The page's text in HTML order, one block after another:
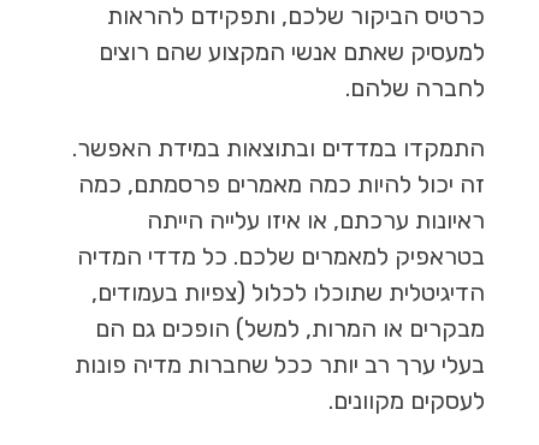
כרטיס הביקור שלכם, ותפקידם להראות
למעסיק שאתם אנשי המקצוע שהם רוצים
לחברה שלהם.
התמקדו במדדים ובתוצאות במידת האפשר.
זה יכול להיות כמה מאמרים פרסמתם, כמה
ראיונות ערכתם, או איזו עלייה הייתה
בטראפיק למאמרים שלכם. כל מדדי המדיה
הדיגיטלית שתוכלו לכלול (צפיות בעמודים,
מבקרים או המרות, למשל) הופכים גם הם
בעלי ערך רב יותר ככל שחברות מדיה פונות
לעסקים מקוונים.